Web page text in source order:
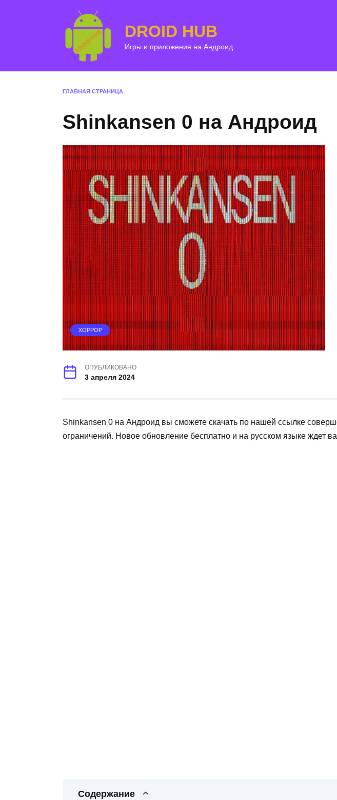
DROID HUB
Игры и приложения на Андроид
ГЛАВНАЯ СТРАНИЦА
Shinkansen 0 на Андроид
ХОРРОР
ОПУБЛИКОВАНО
3 апреля 2024
Shinkansen 0 на Андроид вы сможете скачать по нашей ссылке
ограничений. Новое обновление бесплатно и на русском языке ждет
Содержание